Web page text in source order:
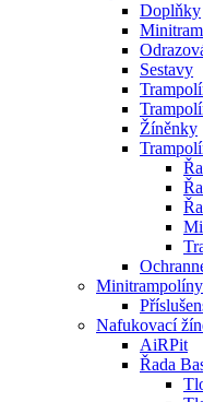
Doplňky
Sestavy
Žíněnky
Minitrampolíny
Nafukovací
AiRPit
Řada